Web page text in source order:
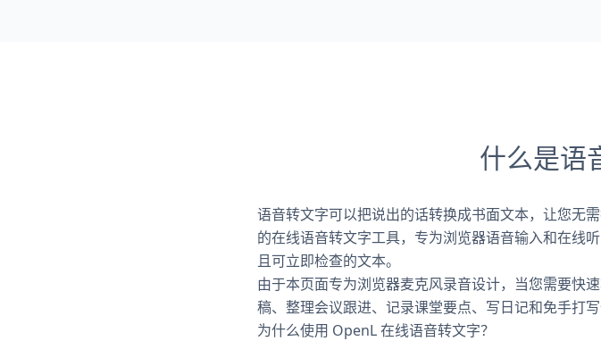
什么是语
语音转文字可以把说出的话转换成书面文本，让您无
的在线语音转文字工具，专为浏览器语音输入和在线
且可立即检查的文本。
由于本页面专为浏览器麦克风录音设计，当您需要快
稿、整理会议跟进、记录课堂要点、写日记和免手打写
为什么使用 OpenL 在线语音转文字？